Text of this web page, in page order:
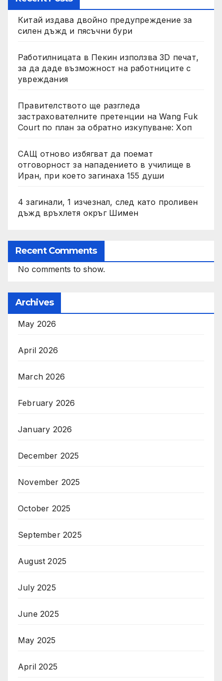
Китай издава двойно предупреждение за
силен дъжд и пясъчни бури
Работилницата в Пекин използва 3D печат,
за да даде възможност на работниците с
увреждания
Правителството ще разгледа
застрахователните претенции на Wang Fuk
Court по план за обратно изкупуване: Хоп
САЩ отново избягват да поемат
отговорност за нападението в училище в
Иран, при което загинаха 155 души
4 загинали, 1 изчезнал, след като проливен
дъжд връхлетя окръг Шимен
Recent Comments
No comments to show.
Archives
May 2026
April 2026
March 2026
February 2026
January 2026
December 2025
November 2025
October 2025
September 2025
August 2025
July 2025
June 2025
May 2025
April 2025